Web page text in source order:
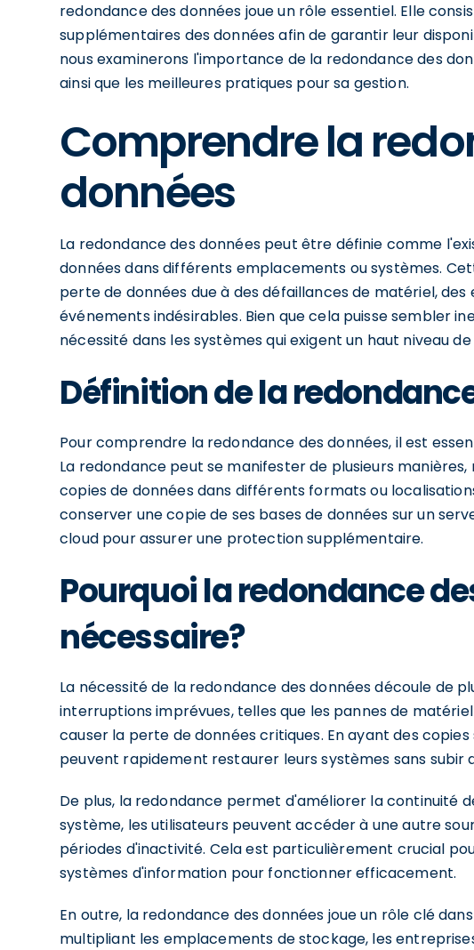
redondance des données joue un rôle essentiel. Elle
supplémentaires des données afin de garantir leur
nous examinerons l'importance de la redondance des
ainsi que les meilleures pratiques pour sa gestion.
Comprendre la
données
La redondance des données peut être définie comme
données dans différents emplacements ou systèmes.
perte de données due à des défaillances de matériel,
événements indésirables. Bien que cela puisse sembler
nécessité dans les systèmes qui exigent un haut niveau
Définition de la
Pour comprendre la redondance des données, il est
La redondance peut se manifester de plusieurs
copies de données dans différents formats ou
conserver une copie de ses bases de données sur un
cloud pour assurer une protection supplémentaire.
Pourquoi la redondance
nécessaire?
La nécessité de la redondance des données découle de
interruptions imprévues, telles que les pannes de
causer la perte de données critiques. En ayant des
peuvent rapidement restaurer leurs systèmes sans subir
De plus, la redondance permet d'améliorer la continuité
système, les utilisateurs peuvent accéder à une autre
périodes d'inactivité. Cela est particulièrement crucial
systèmes d'information pour fonctionner efficacement.
En outre, la redondance des données joue un rôle clé
multipliant les emplacements de stockage, les